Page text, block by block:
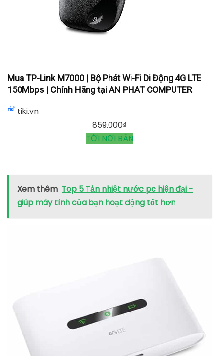
Mua TP-Link M7000 | Bộ Phát Wi-Fi Di Động 4G LTE
150Mbps | Chính Hãng tại AN PHAT COMPUTER
tiki.vn
859.000₫
TỚI NƠI BÁN
Xem thêm Top 5 Tản nhiệt nước pc hiện đại -
giúp máy tính của bạn hoạt động tốt hơn